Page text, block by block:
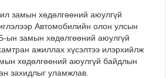
замын хөдөлгөөний аюулгүй
Автомобилийн олон улсын
ын замын хөдөлгөөний аюулгүй
ажиллах хүсэлтээ илэрхийлж
хөдөлгөөний аюулгүй байдлын
захидлыг уламжлав.